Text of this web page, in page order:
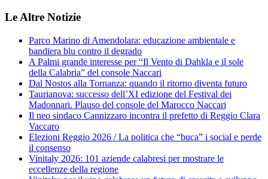
Le Altre Notizie
Parco Marino di Amendolara: educazione ambientale e
bandiera blu contro il degrado
A Palmi grande interesse per “Il Vento di Dahkla e il sole
della Calabria” del console Naccari
Dal Nostos alla Tornanza: quando il ritorno diventa futuro
Taurianova: successo dell’XI edizione del Festival dei
Madonnari. Plauso del console del Marocco Naccari
Il neo sindaco Cannizzaro incontra il prefetto di Reggio Clara
Vaccaro
Elezioni Reggio 2026 / La politica che “buca” i social e perde
il consenso
Vinitaly 2026: 101 aziende calabresi per mostrare le
eccellenze della regione